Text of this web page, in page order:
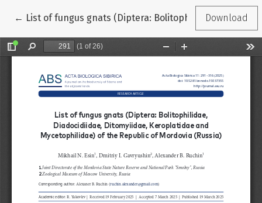
← Return to Article Details
List of fungus gnats (Diptera: Bolitophilidae,Download